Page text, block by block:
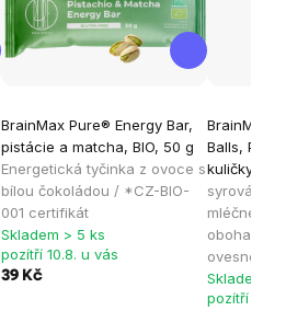
BrainMax Pure® Energy Bar,
pistácie a matcha, BIO, 50 g
Energetická tyčinka z ovoce s
bílou čokoládou / *CZ-BIO-
001 certifikát
Skladem > 5 ks
pozítří 10.8. u vás
39 Kč
BrainMax
Balls,
kuličky,
mléčného
ovesné
Skladem >
pozítří